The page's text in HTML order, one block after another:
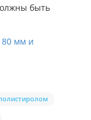
быть
80 мм и